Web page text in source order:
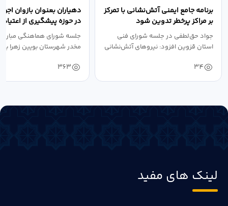
برنامه جامع ایمنی آتش‌نشانی با تمرکز
بر مراکز پرخطر تدوین شود
جواد حق‌لطفی در جلسه شورای فنی
استان قزوین افزود: نیروهای آتش‌نشانی
34
دهیاران بعنوان بازوان
در حوزه پیشگیری از اعتیاد
مقدم...
جلسه شورای هماهنگی مبارزه
مخدر شهرستان بویین زهرا
363
لینک های مفید